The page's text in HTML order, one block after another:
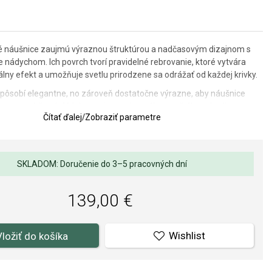
náušnice zaujmú výraznou štruktúrou a nadčasovým dizajnom s
nádychom. Ich povrch tvorí pravidelné rebrovanie, ktoré vytvára
efekt a umožňuje svetlu prirodzene sa odrážať od každej krivky.
elegantne, no zároveň dostatočne výrazne, aby náušnice
aj na doplnenie sofistikovanejšieho outfitu.
Čítať ďalej/Zobraziť parametre
SKLADOM: Doručenie do 3–5 pracovných dní
139,00 €
do košíka Wishlist